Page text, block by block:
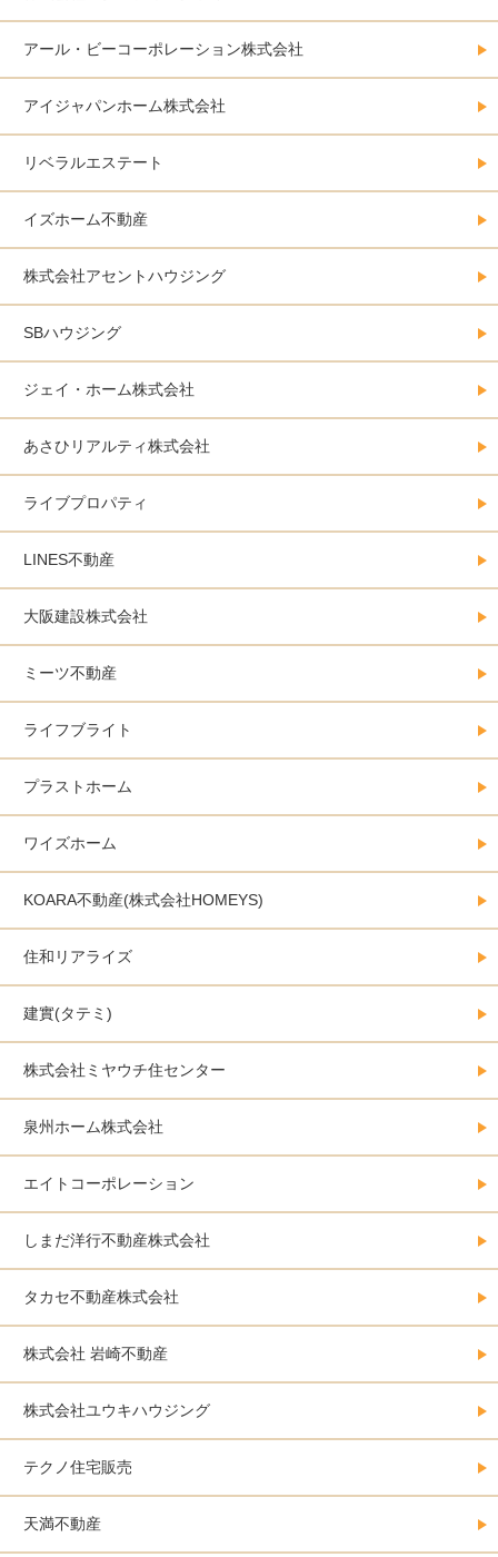
アール・ビーコーポレーション株式会社
アイジャパンホーム株式会社
リベラルエステート
イズホーム不動産
株式会社アセントハウジング
SBハウジング
ジェイ・ホーム株式会社
あさひリアルティ株式会社
ライブプロパティ
LINES不動産
大阪建設株式会社
ミーツ不動産
ライフブライト
プラストホーム
ワイズホーム
KOARA不動産(株式会社HOMEYS)
住和リアライズ
建實(タテミ)
株式会社ミヤウチ住センター
泉州ホーム株式会社
エイトコーポレーション
しまだ洋行不動産株式会社
タカセ不動産株式会社
株式会社 岩崎不動産
株式会社ユウキハウジング
テクノ住宅販売
天満不動産